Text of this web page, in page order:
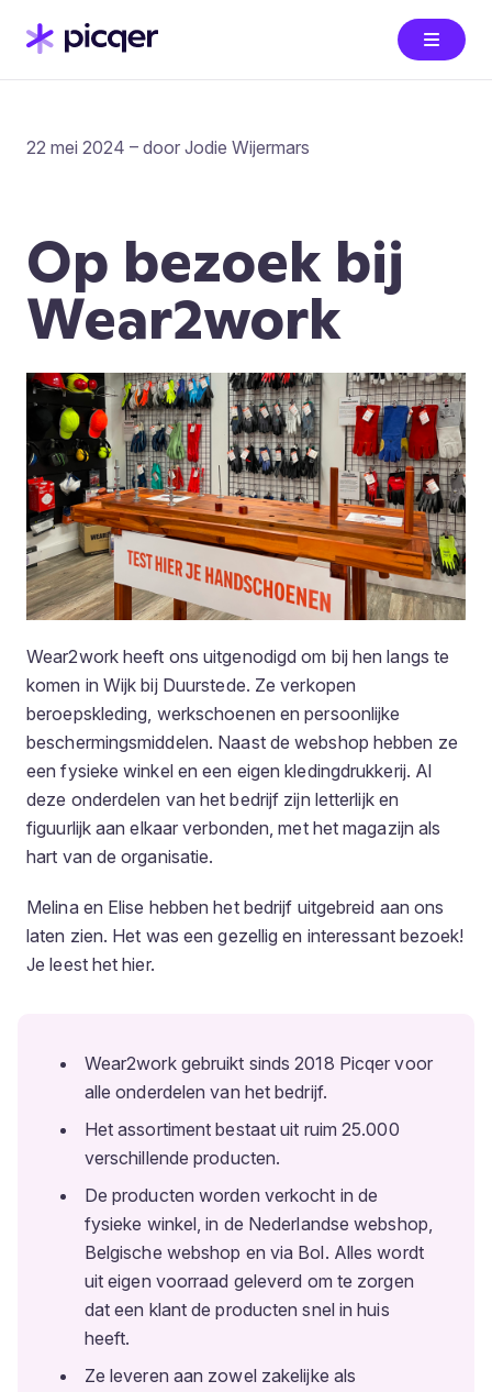
22 mei 2024 – door Jodie Wijermars
Op bezoek bij
Wear2work
Wear2work heeft ons uitgenodigd om bij hen langs te
komen in Wijk bij Duurstede. Ze verkopen
beroepskleding, werkschoenen en persoonlijke
beschermingsmiddelen. Naast de webshop hebben ze
een fysieke winkel en een eigen kledingdrukkerij. Al
deze onderdelen van het bedrijf zijn letterlijk en
figuurlijk aan elkaar verbonden, met het magazijn als
hart van de organisatie.
Melina en Elise hebben het bedrijf uitgebreid aan ons
laten zien. Het was een gezellig en interessant bezoek!
Je leest het hier.
Wear2work gebruikt sinds 2018 Picqer voor
alle onderdelen van het bedrijf.
Het assortiment bestaat uit ruim 25.000
verschillende producten.
De producten worden verkocht in de
fysieke winkel, in de Nederlandse webshop,
Belgische webshop en via Bol. Alles wordt
uit eigen voorraad geleverd om te zorgen
dat een klant de producten snel in huis
heeft.
Ze leveren aan zowel zakelijke als